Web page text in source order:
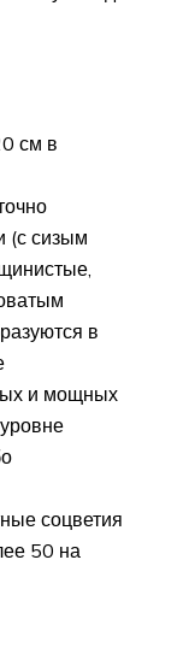
см в
(с сизым
в
и мощных
соцветия
50 на